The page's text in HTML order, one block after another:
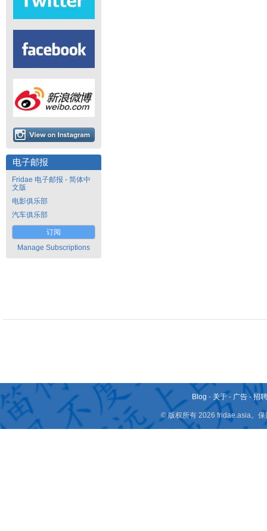
电子邮报
Fridae 电子邮报 - 简体中
文版
电影俱乐部
汽车俱乐部
订阅
Manage Subscriptions
Blog - 关于 - 广告 -招
© 版权所有 2026 fridae.asia。